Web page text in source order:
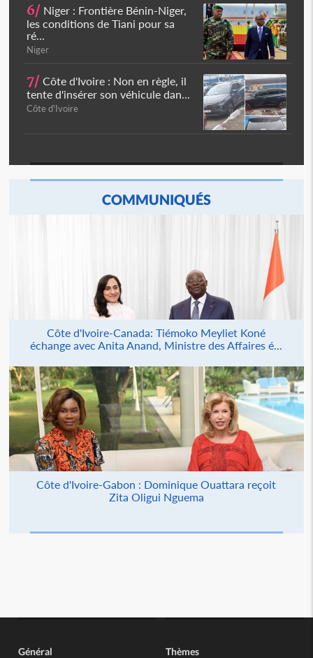
6/ Niger : Frontière Bénin-Niger,
les conditions de Tiani pour sa
ré...
Niger
7/ Côte d'Ivoire : Non en règle, il
tente d'insérer son véhicule dan...
Côte d'Ivoire
COMMUNIQUÉS
Côte d'Ivoire-Canada: Tiémoko Meyliet Koné
échange avec Anita Anand, Ministre des Affaires é...
Côte d'Ivoire-Gabon : Dominique Ouattara reçoit
Zita Oligui Nguema
Général Thèmes